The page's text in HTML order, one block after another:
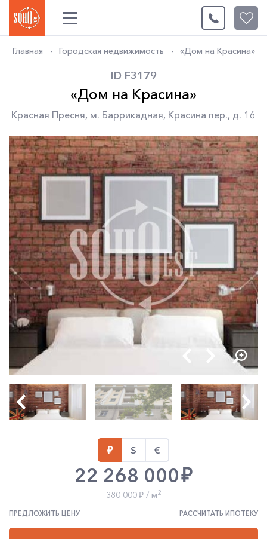
0
Главная Городская недвижимость «Дом на Красина»
ID F3179
«Дом на Красина»
Красная Пресня, м. Баррикадная, Красина пер., д. 16
22 268 000
380 000 / м2
ПРЕДЛОЖИТЬ ЦЕНУ РАССЧИТАТЬ ИПОТЕКУ